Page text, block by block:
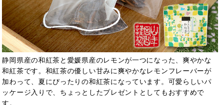
静岡県産の和紅茶と愛媛県産のレモンが一つになった、爽やかな
和紅茶です。和紅茶の優しい甘みに爽やかなレモンフレーバーが
加わって、夏にぴったりの和紅茶になっています。可愛らしいパ
ッケージ入りで、ちょっとしたプレゼントとしてもおすすめで
す。